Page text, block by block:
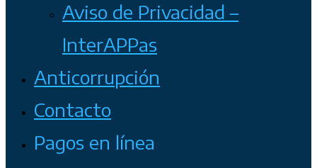
Aviso de Privacidad –
InterAPPas
Anticorrupción
Contacto
Pagos en línea